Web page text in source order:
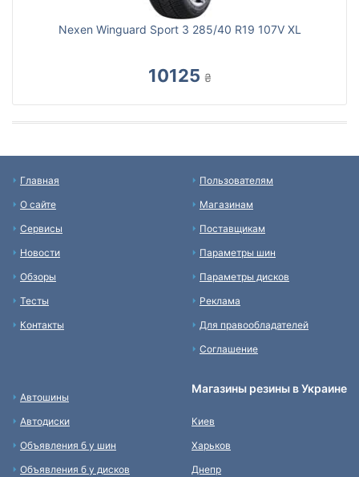
Nexen Winguard Sport 3 285/40 R19 107V XL
10125 ₴
Главная
О сайте
Сервисы
Новости
Обзоры
Тесты
Контакты
Пользователям
Магазинам
Поставщикам
Параметры шин
Параметры дисков
Реклама
Для правообладателей
Соглашение
Автошины
Автодиски
Объявления б у шин
Объявления б у дисков
Магазины резины в Украине
Киев
Харьков
Днепр